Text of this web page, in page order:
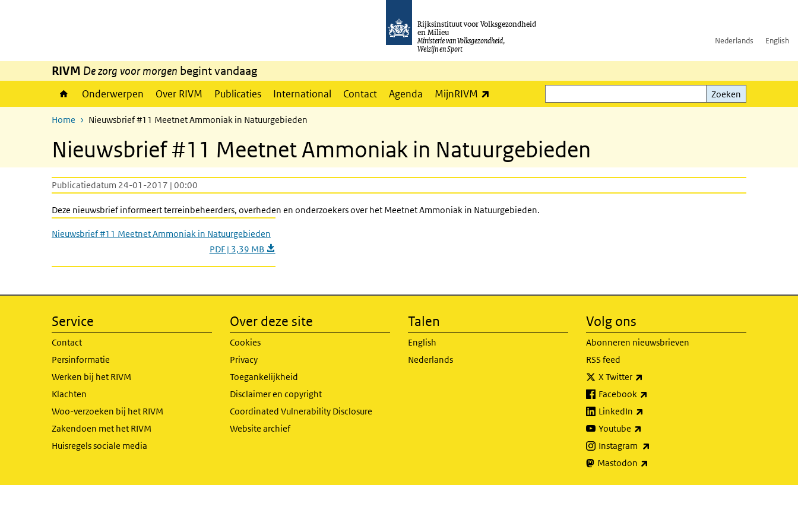
Rijksinstituut voor Volksgezondheid
en Milieu
Ministerie van Volksgezondheid,
Welzijn en Sport
Nederlands English
RIVM De zorg voor morgen begint vandaag
Onderwerpen Over RIVM Publicaties International Contact Agenda MijnRIVM
Zoeken
Zoeken
Home Nieuwsbrief #11 Meetnet Ammoniak in Natuurgebieden
Nieuwsbrief #11 Meetnet Ammoniak in Natuurgebieden
Publicatiedatum 24-01-2017 | 00:00
Deze nieuwsbrief informeert terreinbeheerders, overheden en onderzoekers over het Meetnet Ammoniak in Natuurgebieden.
Nieuwsbrief #11 Meetnet Ammoniak in Natuurgebieden
PDF | 3,39 MB
Service
Contact
Persinformatie
Werken bij het RIVM
Klachten
Woo-verzoeken bij het RIVM
Zakendoen met het RIVM
Huisregels sociale media
Over deze site
Cookies
Privacy
Toegankelijkheid
Disclaimer en copyright
Coordinated Vulnerability Disclosure
Website archief
Talen
English
Nederlands
Volg ons
Abonneren nieuwsbrieven
RSS feed
X Twitter
Facebook
LinkedIn
Youtube
Instagram
Mastodon